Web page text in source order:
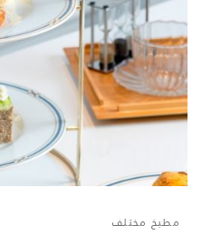
مطبخ مختلف